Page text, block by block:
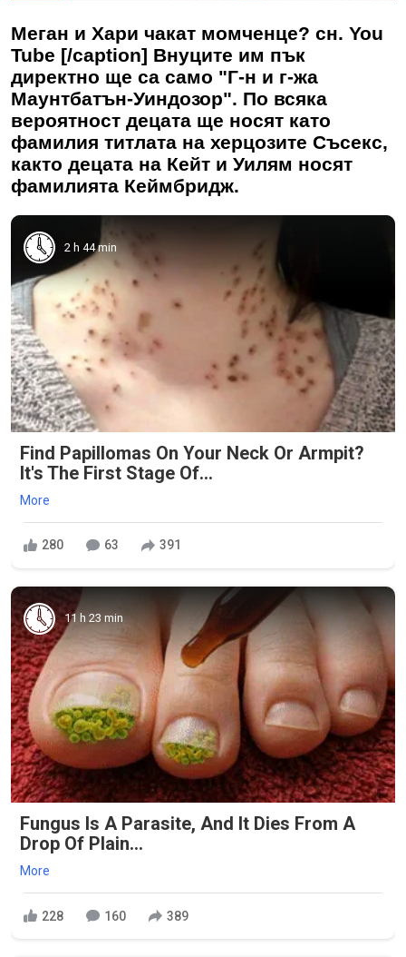
Меган и Хари чакат момченце? сн. You
Tube [/caption] Внуците им пък
директно ще са само "Г-н и г-жа
Маунтбатън-Уиндозор". По всяка
вероятност децата ще носят като
фамилия титлата на херцозите Съсекс,
както децата на Кейт и Уилям носят
фамилията Кеймбридж.
2 h 44 min
Find Papillomas On Your Neck Or Armpit?
It's The First Stage Of...
More
280 63 391
11 h 23 min
Fungus Is A Parasite, And It Dies From A
Drop Of Plain...
More
228 160 389